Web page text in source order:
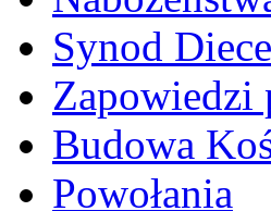
Synod
Zapowiedzi
Budowa
Powołania